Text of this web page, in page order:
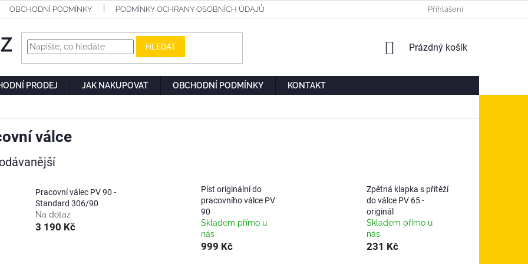
OBCHODNÍ PODMÍNKY PODMÍNKY OCHRANY OSOBNÍCH ÚDAJŮ Přihlášení
HLEDAT
NÁKUPNÍ
Prázdný košík
PRODEJ JAK NAKUPOVAT OBCHODNÍ PODMÍNKY KONTAKT
válce
Pracovní válec PV 90 -
Standard 306/90
Na dotaz
3 190 Kč
Píst originální do
pracovního válce PV
90
Skladem přímo u
nás
999 Kč
Zpětná klapka s přítěží
do válce PV 65 -
originál
Skladem přímo u
nás
231 Kč